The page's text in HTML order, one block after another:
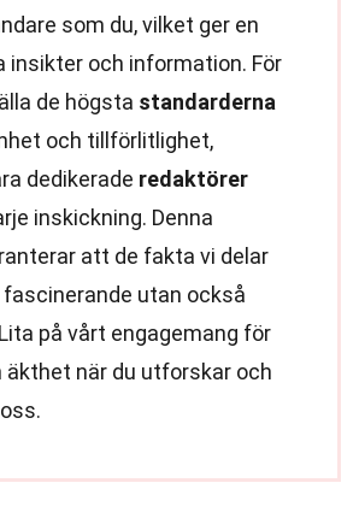
som du, vilket ger en
insikter och information. För
de högsta standarderna
och tillförlitlighet,
dedikerade redaktörer
inskickning. Denna
att de fakta vi delar
fascinerande utan också
på vårt engagemang för
äkthet när du utforskar och